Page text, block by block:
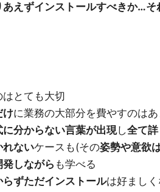
えずインストールすべきか…
とても大切
けに業務の大部分を費やすのは
に分からない言葉が出現し全て
れないケースも(その姿勢や意欲
発しながら も学べる
らずただインストールは好ましく